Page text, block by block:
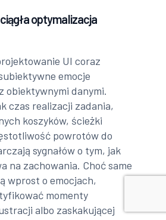
optymalizacja
UI coraz
emocje
obiektywnymi danymi.
czas realizacji zadania,
koszyków, ścieżki
powrotów do
sygnałów o tym, jak
na zachowania. Choć same
wprost o emocjach,
momenty
albo zaskakującej